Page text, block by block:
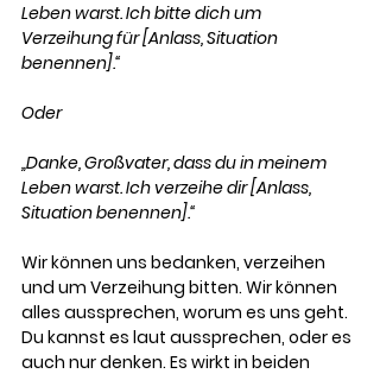
Leben warst. Ich bitte dich um
Verzeihung für [Anlass, Situation
benennen].“
Oder
„Danke, Großvater, dass du in meinem
Leben warst. Ich verzeihe dir [Anlass,
Situation benennen].“
Wir können uns bedanken, verzeihen
und um Verzeihung bitten. Wir können
alles aussprechen, worum es uns geht.
Du kannst es laut aussprechen, oder es
auch nur denken. Es wirkt in beiden